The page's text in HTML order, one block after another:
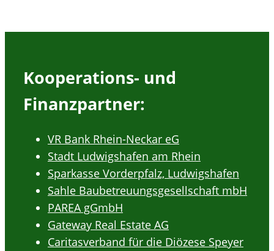
Kooperations- und
Finanzpartner:
VR Bank Rhein-Neckar eG
Stadt Ludwigshafen am Rhein
Sparkasse Vorderpfalz, Ludwigshafen
Sahle Baubetreuungsgesellschaft mbH
PAREA gGmbH
Gateway Real Estate AG
Caritasverband für die Diözese Speyer